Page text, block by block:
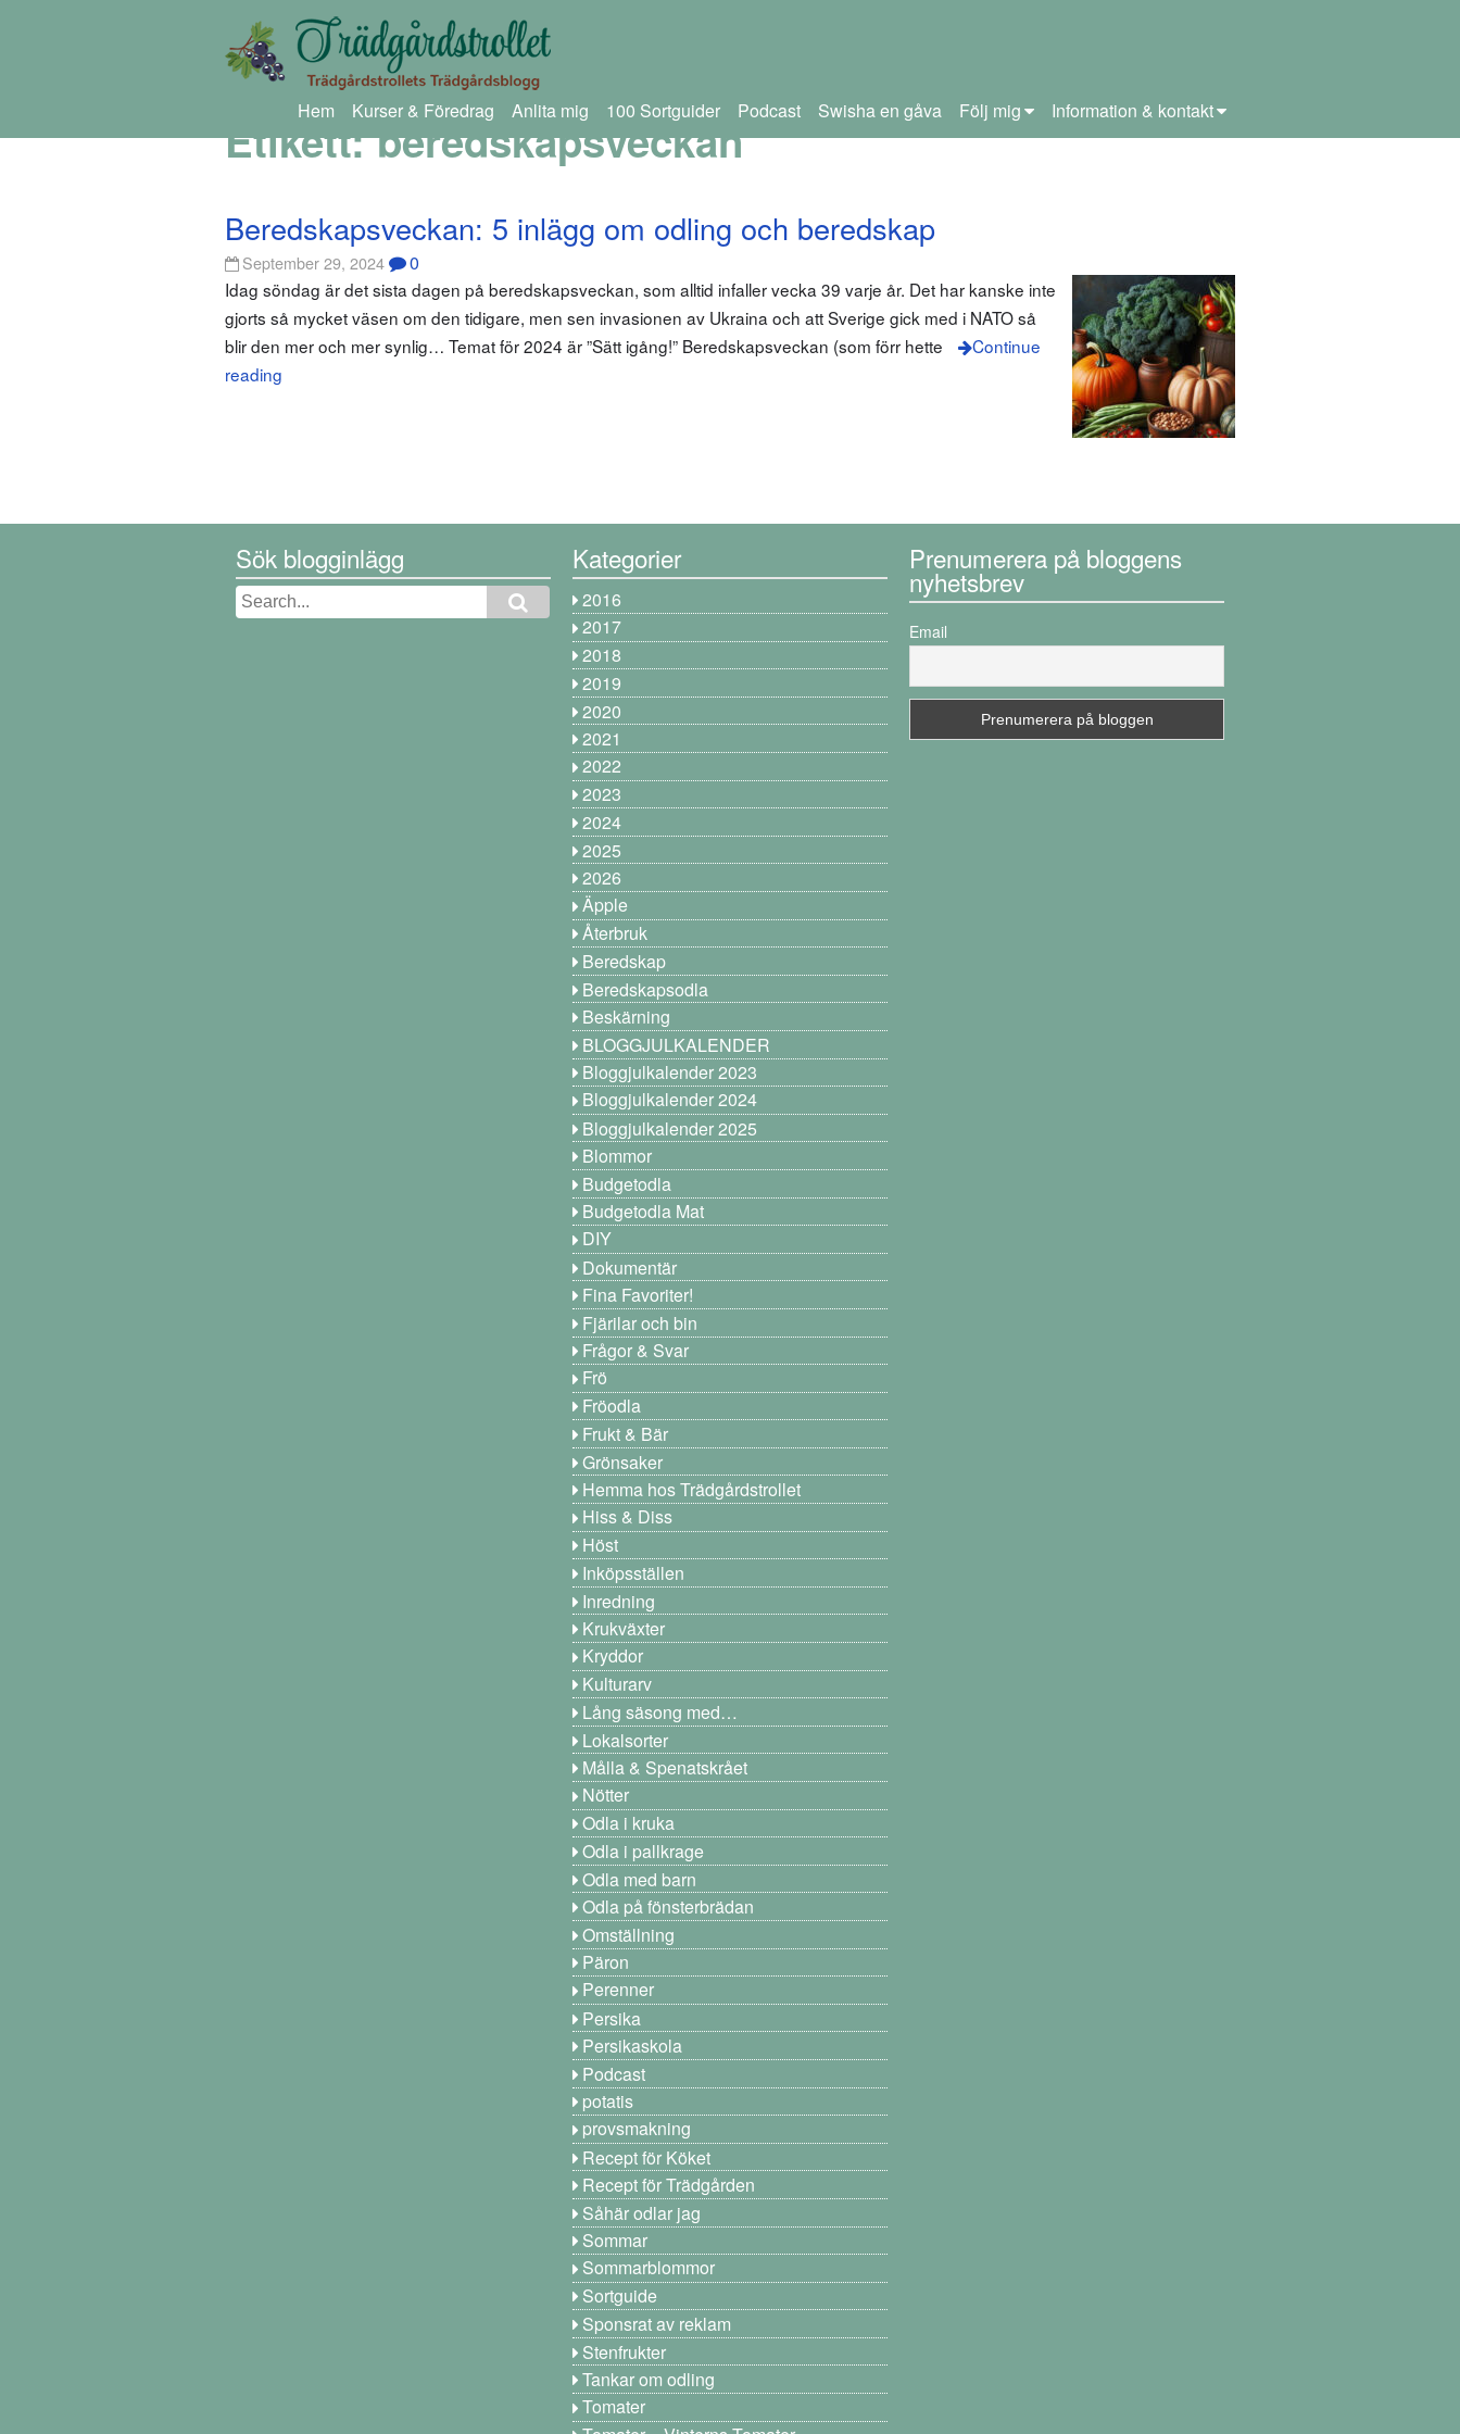
Hem Kurser & Föredrag Anlita mig 100 Sortguider Podcast Swisha en gåva Följ mig Information & kontakt
Etikett:beredskapsveckan
Beredskapsveckan: 5 inlägg om odling och beredskap
September 29, 2024 0
Idag söndag är det sista dagen på beredskapsveckan, som alltid infaller vecka 39 varje år. Det har kanske inte
gjorts så mycket väsen om den tidigare, men sen invasionen av Ukraina och att Sverige gick med i NATO så
blir den mer och mer synlig… Temat för 2024 är ”Sätt igång!” Beredskapsveckan (som förr hette
Continue
reading
Sök blogginlägg Kategorier
2016
2017
2018
2019
2020
2021
2022
2023
2024
2025
2026
Äpple
Återbruk
Beredskap
Beredskapsodla
Beskärning
BLOGGJULKALENDER
Bloggjulkalender 2023
Bloggjulkalender 2024
Bloggjulkalender 2025
Blommor
Budgetodla
Budgetodla Mat
DIY
Dokumentär
Fina Favoriter!
Fjärilar och bin
Frågor & Svar
Frö
Fröodla
Frukt & Bär
Grönsaker
Hemma hos Trädgårdstrollet
Hiss & Diss
Höst
Inköpsställen
Inredning
Krukväxter
Kryddor
Kulturarv
Lång säsong med…
Lokalsorter
Målla & Spenatskrået
Nötter
Odla i kruka
Odla i pallkrage
Odla med barn
Odla på fönsterbrädan
Omställning
Päron
Perenner
Persika
Persikaskola
Podcast
potatis
provsmakning
Recept för Köket
Recept för Trädgården
Såhär odlar jag
Sommar
Sommarblommor
Sortguide
Sponsrat av reklam
Stenfrukter
Tankar om odling
Tomater
Prenumerera på bloggens
nyhetsbrev
Email